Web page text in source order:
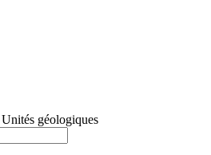
Unités géologiques